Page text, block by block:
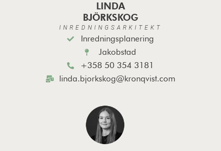
LINDA
BJÖRKSKOG
INREDNINGSARKITEKT
Inredningsplanering
Jakobstad
+358 50 354 3181
linda.bjorkskog@kronqvist.com